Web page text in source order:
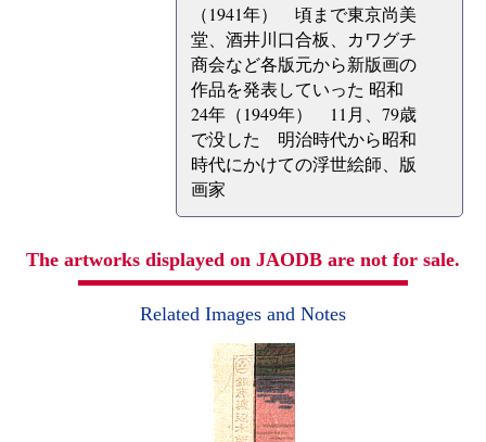
（1941年） 頃まで東京尚美
堂、酒井川口合板、カワグチ
商会など各版元から新版画の
作品を発表していった 昭和
24年（1949年） 11月、79歳
で没した 明治時代から昭和
時代にかけての浮世絵師、版
画家
The artworks displayed on JAODB are not for sale.
Related Images and Notes